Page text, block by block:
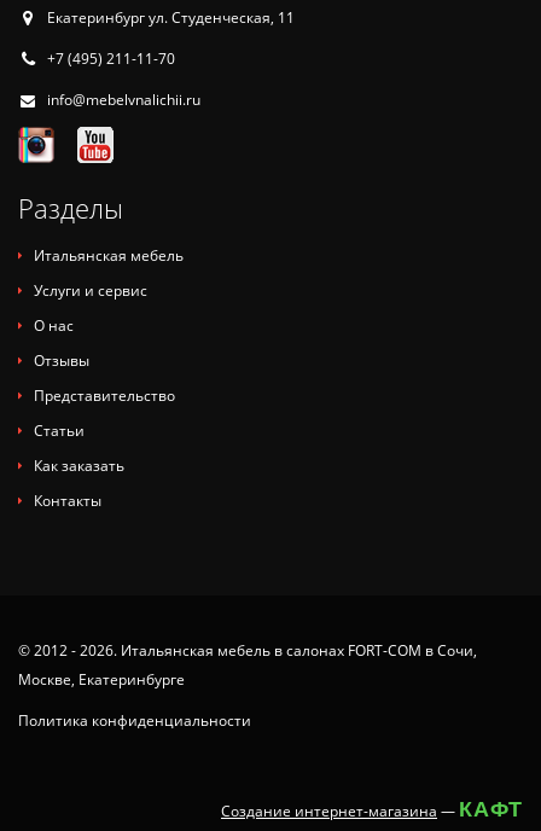
Екатеринбург ул. Студенческая, 11
+7 (495) 211-11-70
info@mebelvnalichii.ru
Разделы
Итальянская мебель
Услуги и сервис
О нас
Отзывы
Представительство
Статьи
Как заказать
Контакты
© 2012 - 2026. Итальянская мебель в салонах FORT-COM в Сочи,
Москве, Екатеринбурге
Политика конфиденциальности
Создание интернет-магазина — КАФТ